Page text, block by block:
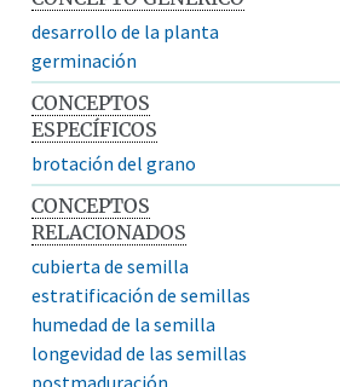
desarrollo de la planta
germinación
CONCEPTOS
ESPECÍFICOS
brotación del grano
CONCEPTOS
RELACIONADOS
cubierta de semilla
estratificación de semillas
humedad de la semilla
longevidad de las semillas
postmaduración